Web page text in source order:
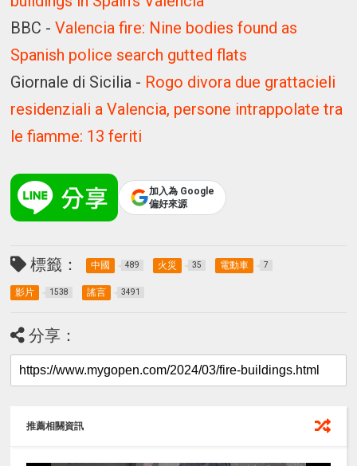
BBC -Valencia fire: Nine bodies found as
Spanish police search gutted flats
Giornale di Sicilia - Rogo divora due grattacieli
residenziali a Valencia, persone intrappolate tra
le fiamme: 13 feriti
加入為 Google
偏好來源
標籤： 中國 489 火災 35 電動車 7
影片 1538 謠言 3491
分享：
推薦相關資訊